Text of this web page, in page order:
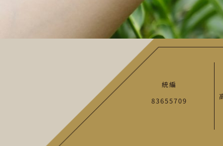
統編
83655709